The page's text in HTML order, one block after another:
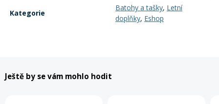
Kategorie
Batohy a tašky, Letní
doplňky, Eshop
Ještě by se vám mohlo hodit